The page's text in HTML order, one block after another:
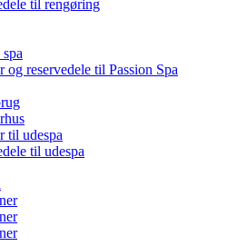
til rengøring
og reservedele til Passion Spa
til udespa
til udespa